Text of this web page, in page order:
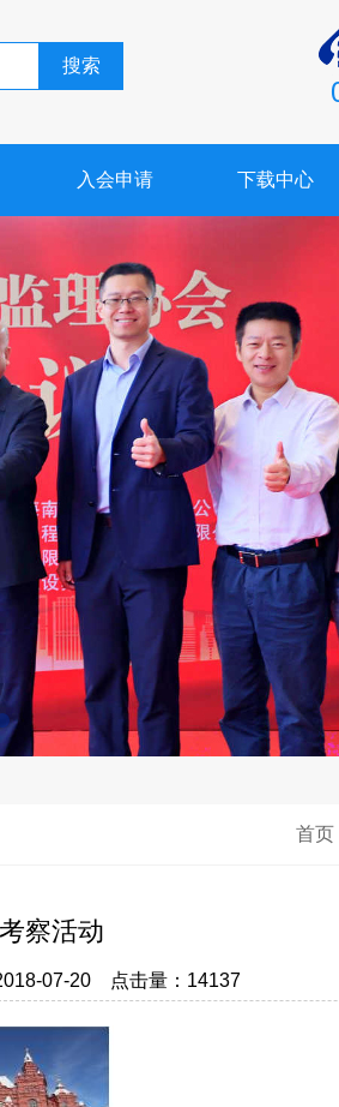
搜索
入会申请 下载中心
首页
察活动
07-20 点击量： 14137